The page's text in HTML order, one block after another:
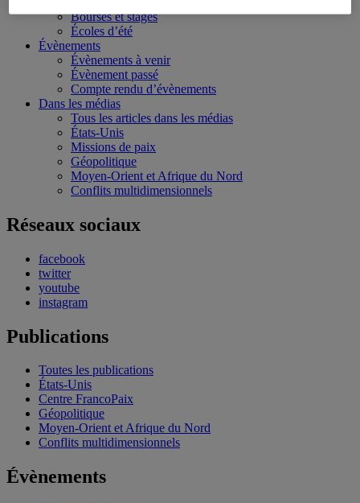
Bourses et stages
Écoles d’été
Évènements
Évènements à venir
Évènement passé
Compte rendu d’évènements
Dans les médias
Tous les articles dans les médias
États-Unis
Missions de paix
Géopolitique
Moyen-Orient et Afrique du Nord
Conflits multidimensionnels
Réseaux sociaux
facebook
twitter
youtube
instagram
Publications
Toutes les publications
États-Unis
Centre FrancoPaix
Géopolitique
Moyen-Orient et Afrique du Nord
Conflits multidimensionnels
Évènements